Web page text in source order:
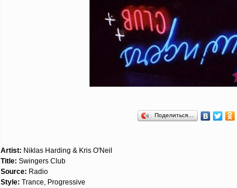
Поделиться…
Artist: Niklas Harding & Kris O'Neil
Title: Swingers Club
Source: Radio
Style: Trance, Progressive